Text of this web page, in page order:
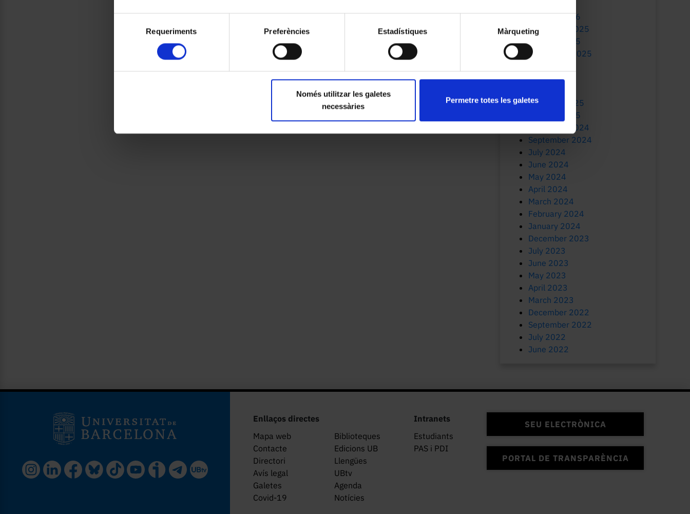
Requeriments Preferències Estadístiques Màrqueting
Només utilitzar les galetes
necessàries
Permetre totes les galetes
January 2026
December 2025
October 2025
September 2025
June 2025
February 2025
January 2025
November 2024
September 2024
July 2024
June 2024
May 2024
April 2024
March 2024
February 2024
January 2024
December 2023
July 2023
June 2023
May 2023
April 2023
March 2023
December 2022
September 2022
July 2022
June 2022
Enllaços directes
Mapa web
Biblioteques
Contacte
Edicions UB
Directori
Llengües
Avís legal
UBtv
Galetes
Agenda
Covid-19
Notícies
Intranets
Estudiants
PAS i PDI
SEU ELECTRÒNICA
PORTAL DE TRANSPARÈNCIA